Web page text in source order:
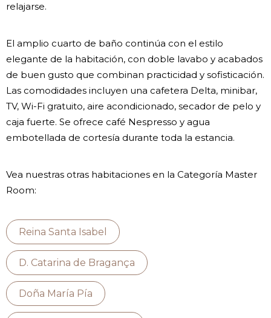
relajarse.
El amplio cuarto de baño continúa con el estilo
elegante de la habitación, con doble lavabo y acabados
de buen gusto que combinan practicidad y sofisticación.
Las comodidades incluyen una cafetera Delta, minibar,
TV, Wi-Fi gratuito, aire acondicionado, secador de pelo y
caja fuerte. Se ofrece café Nespresso y agua
embotellada de cortesía durante toda la estancia.
Vea nuestras otras habitaciones en la Categoría Master
Room:
Reina Santa Isabel
D. Catarina de Bragança
Doña María Pía